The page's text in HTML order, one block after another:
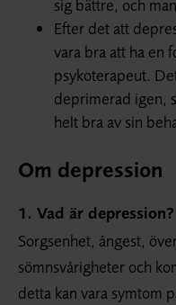
sig bättre, och
Efter det att
vara bra att ha en
psykoterapeut.
deprimerad igen,
helt bra av sin
Om depression
1. Vad är depression?
Sorgsenhet, ångest,
sömnsvårigheter och
detta kan vara symtom